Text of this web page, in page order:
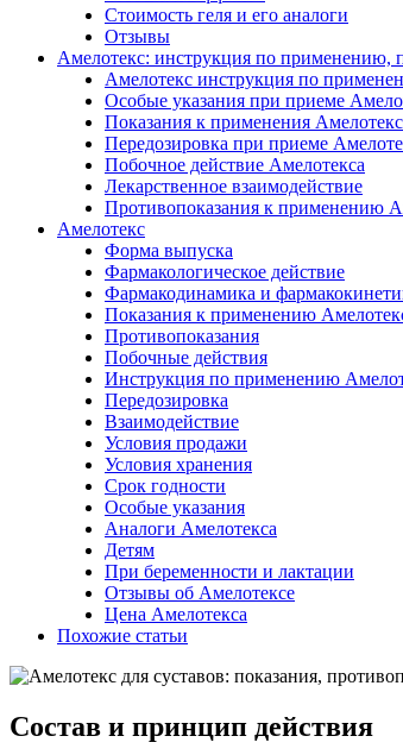
Стоимость геля и его аналоги
Отзывы
Амелотекс: инструкция по применению,
Амелотекс инструкция по
Особые указания при приеме
Показания к применения
Передозировка при приеме
Побочное действие Амелотекса
Лекарственное взаимодействие
Противопоказания к применению
Амелотекс
Форма выпуска
Фармакологическое действие
Фармакодинамика и
Показания к применению
Противопоказания
Побочные действия
Инструкция по применению
Передозировка
Взаимодействие
Условия продажи
Условия хранения
Срок годности
Особые указания
Аналоги Амелотекса
Детям
При беременности и лактации
Отзывы об Амелотексе
Цена Амелотекса
Похожие статьи
Состав и принцип действия